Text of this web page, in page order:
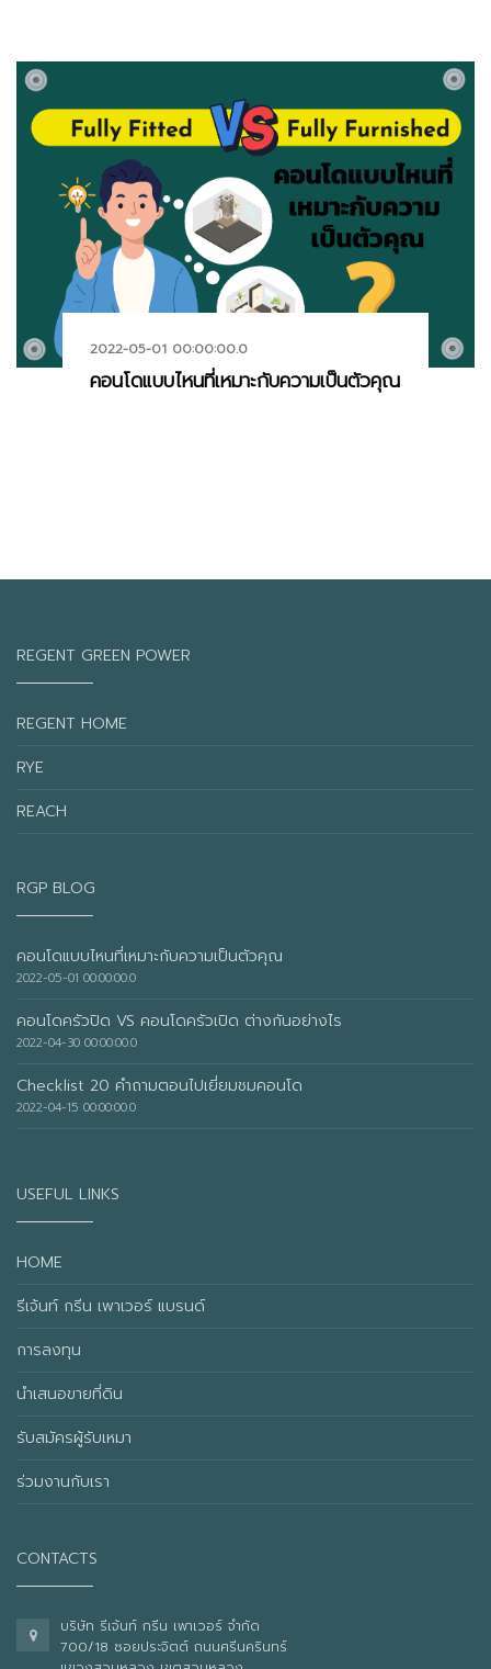
2022-05-01 00:00:00.0
คอนโดแบบไหนที่เหมาะกับความเป็นตัวคุณ
REGENT GREEN POWER
REGENT HOME
RYE
REACH
RGP BLOG
คอนโดแบบไหนที่เหมาะกับความเป็นตัวคุณ
2022-05-01 00:00:00.0
คอนโดครัวปิด VS คอนโดครัวเปิด ต่างกันอย่างไร
2022-04-30 00:00:00.0
Checklist 20 คำถามตอนไปเยี่ยมชมคอนโด
2022-04-15 00:00:00.0
USEFUL LINKS
HOME
รีเจ้นท์ กรีน เพาเวอร์ แบรนด์
การลงทุน
นำเสนอขายที่ดิน
รับสมัครผู้รับเหมา
ร่วมงานกับเรา
CONTACTS
บริษัท รีเจ้นท์ กรีน เพาเวอร์ จำกัด
700/18 ซอยประจิตต์ ถนนศรีนครินทร์